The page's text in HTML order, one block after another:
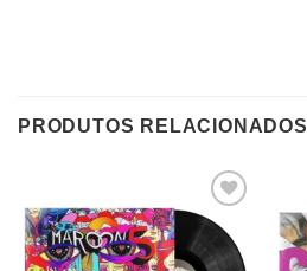
PRODUTOS RELACIONADOS
Adicionar
a lista de
desejos